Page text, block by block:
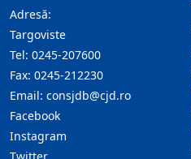
Adresă:
Targoviste
Tel: 0245-207600
Fax: 0245-212230
Email: consjdb@cjd.ro
Facebook
Instagram